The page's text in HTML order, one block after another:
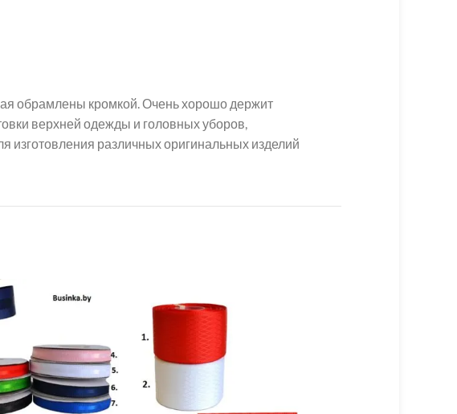
обрамлены кромкой. Очень хорошо держит
верхней одежды и головных уборов,
изготовления различных оригинальных изделий